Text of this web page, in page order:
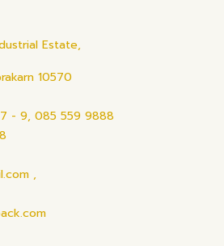
Estate,
10570
- 9, 085 559 9888
,